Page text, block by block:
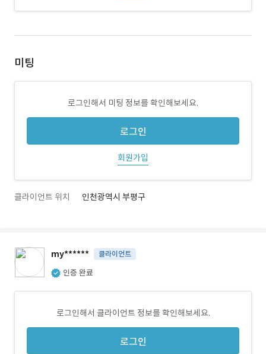
미팅
로그인해서 미팅 정보를 확인해보세요.
로그인
회원가입
클라이언트 위치 인천광역시 부평구
my****** 클라이언트
인증 완료
로그인해서 클라이언트 정보를 확인해보세요.
로그인